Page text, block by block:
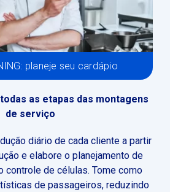
planeje seu cardápio
as etapas das montagens
de serviço
diário de cada cliente a partir
e elabore o planejamento de
controle de células. Tome como
de passageiros, reduzindo